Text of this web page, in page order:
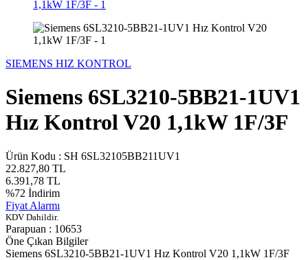
SIEMENS HIZ KONTROL
Siemens 6SL3210-5BB21-1UV1
Hız Kontrol V20 1,1kW 1F/3F
Ürün Kodu : SH 6SL32105BB211UV1
22.827,80 TL
6.391,78 TL
%72 İndirim
Fiyat Alarmı
KDV Dahildir.
Parapuan : 10653
Öne Çıkan Bilgiler
Siemens 6SL3210-5BB21-1UV1 Hız Kontrol V20 1,1kW 1F/3F